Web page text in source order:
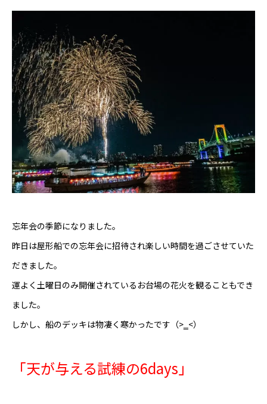
お知らせ
芸能界
テニス
スポーツ
競馬
テニス四大大会・五輪
鑑定及び出演依頼
YouTube
忘年会の季節になりました。
昨日は屋形船での忘年会に招待され楽しい時間を過ごさせていた
だきました。
運よく土曜日のみ開催されているお台場の花火を観ることもでき
ました。
しかし、船のデッキは物凄く寒かったです（>‗<）
「天が与える試練の6days」